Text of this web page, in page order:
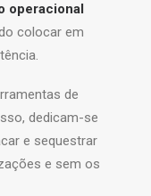
operacional
colocar em
de
dedicam-se
e sequestrar
e sem os